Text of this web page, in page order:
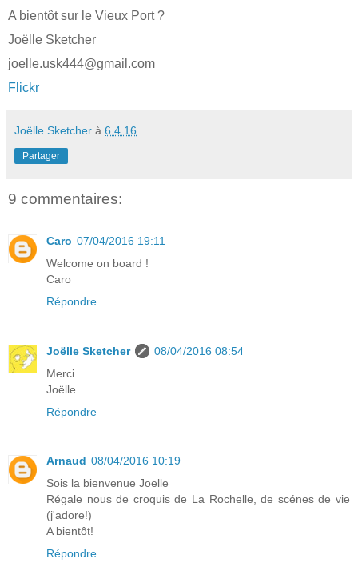
A bientôt sur le Vieux Port ?
Joëlle Sketcher
joelle.usk444@gmail.com
Flickr
Joëlle Sketcher à 6.4.16
Partager
9 commentaires:
Caro 07/04/2016 19:11
Welcome on board !
Caro
Répondre
Joëlle Sketcher
08/04/2016 08:54
Merci
Joëlle
Répondre
Arnaud 08/04/2016 10:19
Sois la bienvenue Joelle
Régale nous de croquis de La Rochelle, de scénes de vie
(j'adore!)
A bientôt!
Répondre